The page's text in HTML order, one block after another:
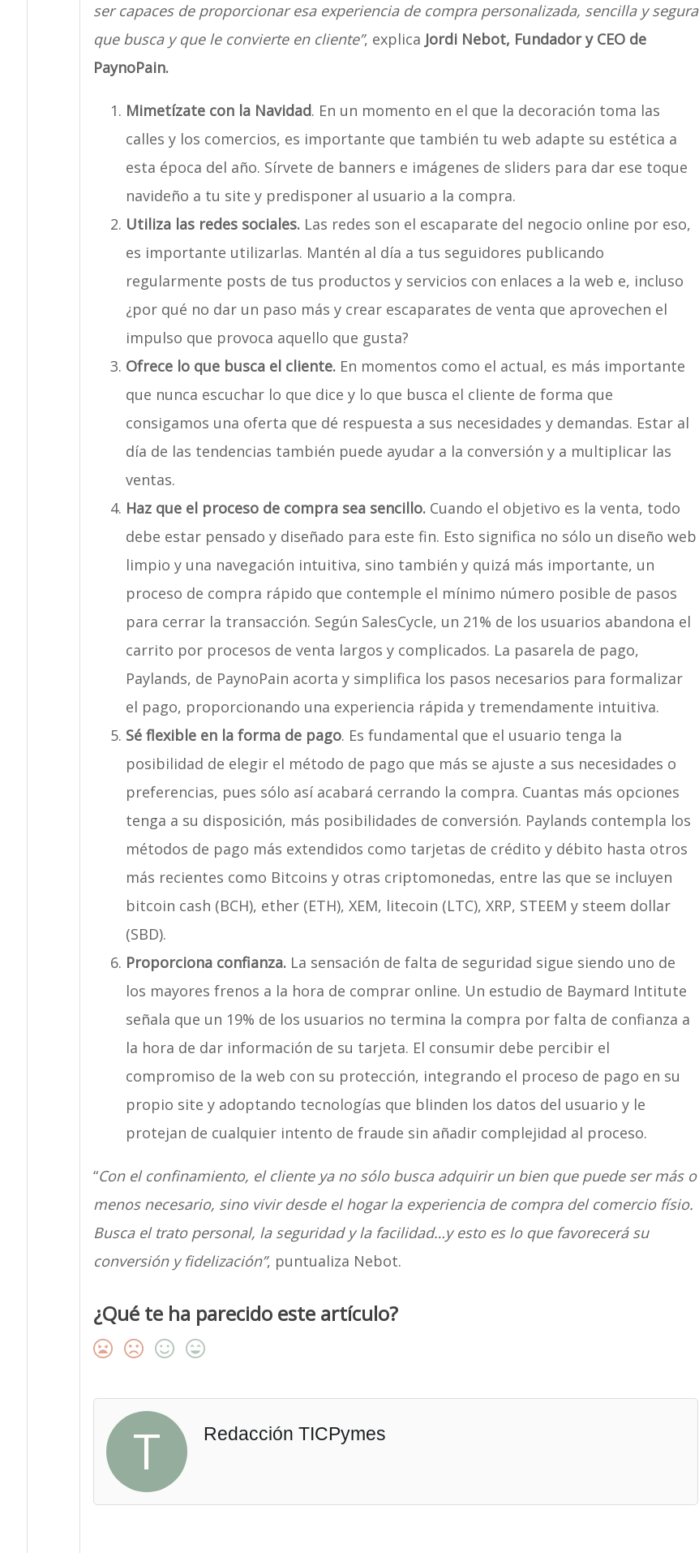
ser capaces de proporcionar esa experiencia de compra personalizada, sencilla y segura
que busca y que le convierte en cliente”, explica Jordi Nebot, Fundador y CEO de
PaynoPain.
Mimetízate con la Navidad. En un momento en el que la decoración toma las
calles y los comercios, es importante que también tu web adapte su estética a
esta época del año. Sírvete de banners e imágenes de sliders para dar ese toque
navideño a tu site y predisponer al usuario a la compra.
Utiliza las redes sociales. Las redes son el escaparate del negocio online por eso,
es importante utilizarlas. Mantén al día a tus seguidores publicando
regularmente posts de tus productos y servicios con enlaces a la web e, incluso
¿por qué no dar un paso más y crear escaparates de venta que aprovechen el
impulso que provoca aquello que gusta?
Ofrece lo que busca el cliente. En momentos como el actual, es más importante
que nunca escuchar lo que dice y lo que busca el cliente de forma que
consigamos una oferta que dé respuesta a sus necesidades y demandas. Estar al
día de las tendencias también puede ayudar a la conversión y a multiplicar las
ventas.
Haz que el proceso de compra sea sencillo. Cuando el objetivo es la venta, todo
debe estar pensado y diseñado para este fin. Esto significa no sólo un diseño web
limpio y una navegación intuitiva, sino también y quizá más importante, un
proceso de compra rápido que contemple el mínimo número posible de pasos
para cerrar la transacción. Según SalesCycle, un 21% de los usuarios abandona el
carrito por procesos de venta largos y complicados. La pasarela de pago,
Paylands, de PaynoPain acorta y simplifica los pasos necesarios para formalizar
el pago, proporcionando una experiencia rápida y tremendamente intuitiva.
Sé flexible en la forma de pago. Es fundamental que el usuario tenga la
posibilidad de elegir el método de pago que más se ajuste a sus necesidades o
preferencias, pues sólo así acabará cerrando la compra. Cuantas más opciones
tenga a su disposición, más posibilidades de conversión. Paylands contempla los
métodos de pago más extendidos como tarjetas de crédito y débito hasta otros
más recientes como Bitcoins y otras criptomonedas, entre las que se incluyen
bitcoin cash (BCH), ether (ETH), XEM, litecoin (LTC), XRP, STEEM y steem dollar
(SBD).
Proporciona confianza. La sensación de falta de seguridad sigue siendo uno de
los mayores frenos a la hora de comprar online. Un estudio de Baymard Intitute
señala que un 19% de los usuarios no termina la compra por falta de confianza a
la hora de dar información de su tarjeta. El consumir debe percibir el
compromiso de la web con su protección, integrando el proceso de pago en su
propio site y adoptando tecnologías que blinden los datos del usuario y le
protejan de cualquier intento de fraude sin añadir complejidad al proceso.
“Con el confinamiento, el cliente ya no sólo busca adquirir un bien que puede ser más o
menos necesario, sino vivir desde el hogar la experiencia de compra del comercio físio.
Busca el trato personal, la seguridad y la facilidad…y esto es lo que favorecerá su
conversión y fidelización”, puntualiza Nebot.
¿Qué te ha parecido este artículo?
T Redacción TICPymes